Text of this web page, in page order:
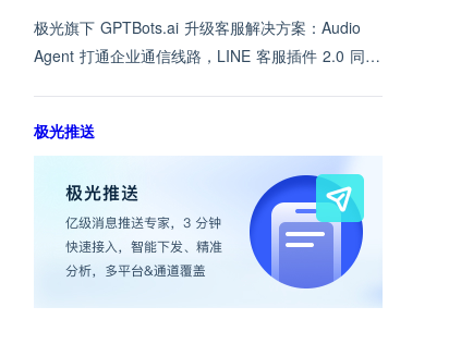
极光旗下 GPTBots.ai 升级客服解决方案：Audio
Agent 打通企业通信线路，LINE 客服插件 2.0 同步
极光推送